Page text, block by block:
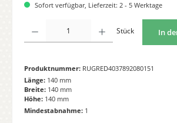
Sofort verfügbar, Lieferzeit: 2 - 5 Werktage
Stück In
Produktnummer: RUGRED4037892080151
Länge: 140 mm
Breite: 140 mm
Höhe: 140 mm
Mindestabnahme: 1